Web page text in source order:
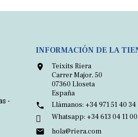
-
INFORMACIÓN DE LA

Teixits Riera
Carrer Major, 50
07360 Lloseta
España

Llámanos: +34 971 51 40 34

Whatsapp: +34 613 04 11 00

hola@riera.com